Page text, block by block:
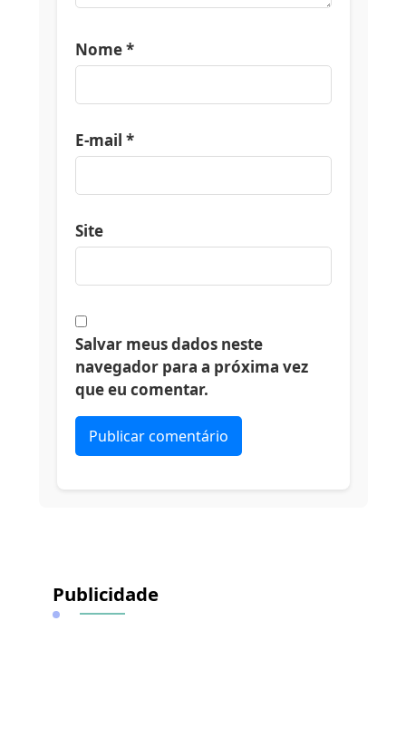
Nome*
E-mail *
Site
Salvar meus dados neste
navegador para a próxima vez
que eu comentar.
Publicidade